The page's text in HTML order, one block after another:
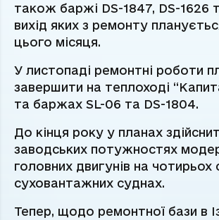
також баржі DS-1847, DS-1626
вихід яких з ремонту
цього місяця.
У листопаді ремонтні роботи
завершити на теплоході
та баржах SL-06 та DS-1804.
До кінця року у планах
заводських потужностях
головних двигунів на чотирьох
суховантажних суднах.
Тепер, щодо ремонтної бази в